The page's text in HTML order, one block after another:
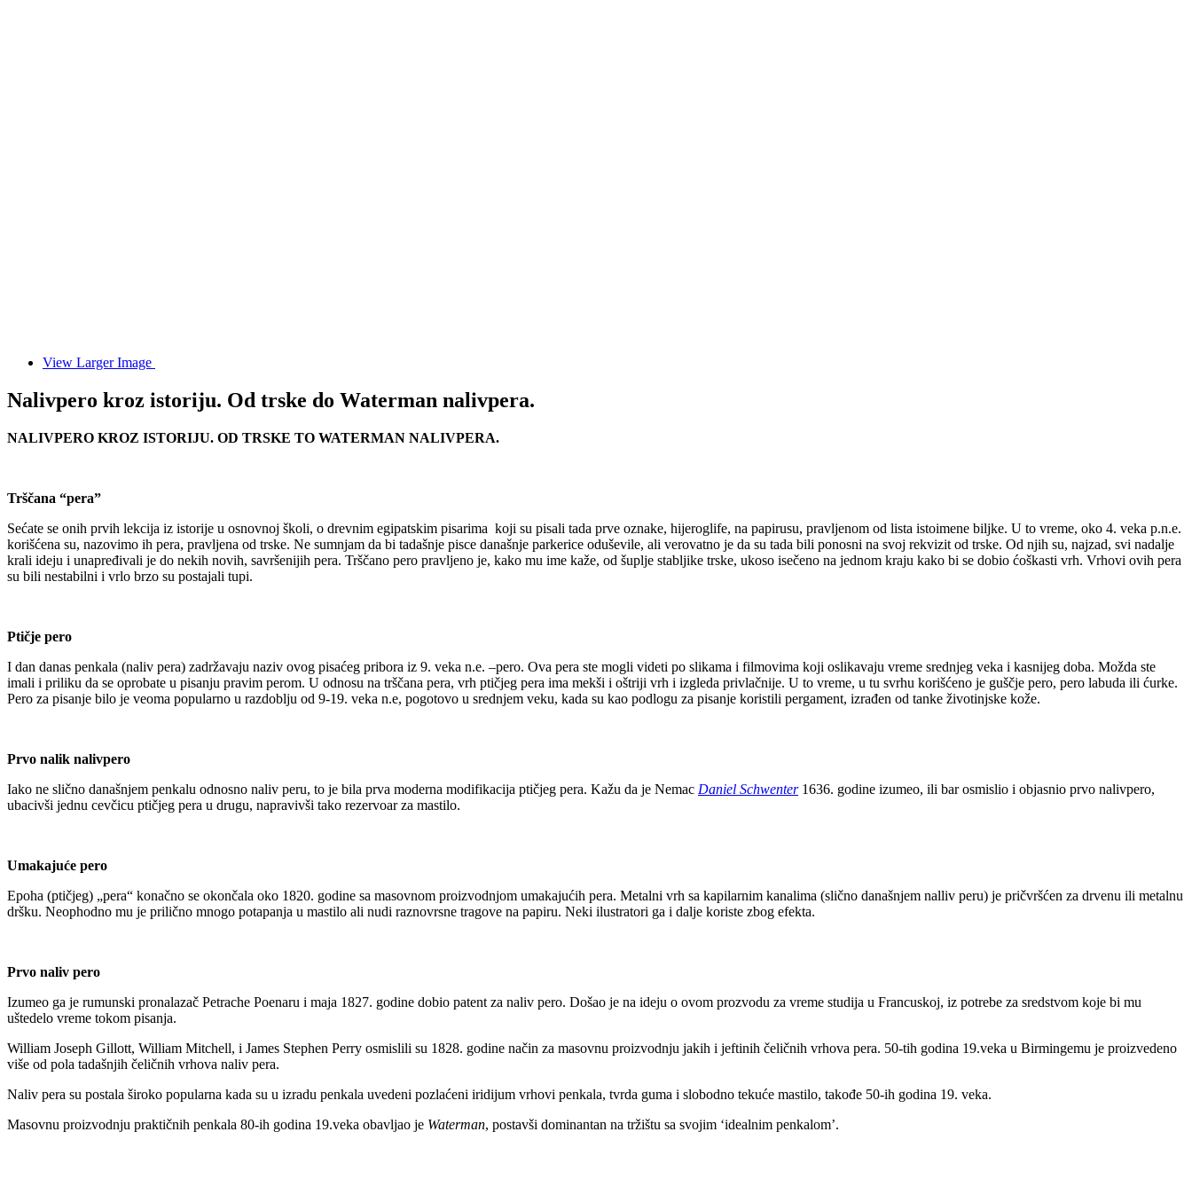
View Larger Image
Nalivpero kroz istoriju. Od trske do Waterman nalivpera.
NALIVPERO KROZ ISTORIJU. OD TRSKE TO WATERMAN NALIVPERA.
Trščana “pera”
Sećate se onih prvih lekcija iz istorije u osnovnoj školi, o drevnim egipatskim pisarima koji su pisali tada prve oznake, hijeroglife, na papirusu, pravljenom od lista istoimene biljke. U to vreme, oko 4. veka p.n.e.
korišćena su, nazovimo ih pera, pravljena od trske. Ne sumnjam da bi tadašnje pisce današnje parkerice oduševile, ali verovatno je da su tada bili ponosni na svoj rekvizit od trske. Od njih su, najzad, svi nadalje
krali ideju i unapređivali je do nekih novih, savršenijih pera. Trščano pero pravljeno je, kako mu ime kaže, od šuplje stabljike trske, ukoso isečeno na jednom kraju kako bi se dobio ćoškasti vrh. Vrhovi ovih pera
su bili nestabilni i vrlo brzo su postajali tupi.
Ptičje pero
I dan danas penkala (naliv pera) zadržavaju naziv ovog pisaćeg pribora iz 9. veka n.e. –pero. Ova pera ste mogli videti po slikama i filmovima koji oslikavaju vreme srednjeg veka i kasnijeg doba. Možda ste
imali i priliku da se oprobate u pisanju pravim perom. U odnosu na trščana pera, vrh ptičjeg pera ima mekši i oštriji vrh i izgleda privlačnije. U to vreme, u tu svrhu korišćeno je guščje pero, pero labuda ili ćurke.
Pero za pisanje bilo je veoma popularno u razdoblju od 9-19. veka n.e, pogotovo u srednjem veku, kada su kao podlogu za pisanje koristili pergament, izrađen od tanke životinjske kože.
Prvo nalik nalivpero
Iako ne slično današnjem penkalu odnosno naliv peru, to je bila prva moderna modifikacija ptičjeg pera. Kažu da je Nemac Daniel Schwenter1636. godine izumeo, ili bar osmislio i objasnio prvo nalivpero,
ubacivši jednu cevčicu ptičjeg pera u drugu, napravivši tako rezervoar za mastilo.
Umakajuće pero
Epoha (ptičjeg) „pera“ konačno se okončala oko 1820. godine sa masovnom proizvodnjom umakajućih pera. Metalni vrh sa kapilarnim kanalima (slično današnjem nalliv peru) je pričvršćen za drvenu ili metalnu
dršku. Neophodno mu je prilično mnogo potapanja u mastilo ali nudi raznovrsne tragove na papiru. Neki ilustratori ga i dalje koriste zbog efekta.
Prvo naliv pero
Izumeo ga je rumunski pronalazač Petrache Poenaru i maja 1827. godine dobio patent za naliv pero. Došao je na ideju o ovom prozvodu za vreme studija u Francuskoj, iz potrebe za sredstvom koje bi mu
uštedelo vreme tokom pisanja.
William Joseph Gillott, William Mitchell, i James Stephen Perry osmislili su 1828. godine način za masovnu proizvodnju jakih i jeftinih čeličnih vrhova pera. 50-tih godina 19.veka u Birmingemu je proizvedeno
više od pola tadašnjih čeličnih vrhova naliv pera.
Naliv pera su postala široko popularna kada su u izradu penkala uvedeni pozlaćeni iridijum vrhovi penkala, tvrda guma i slobodno tekuće mastilo, takođe 50-ih godina 19. veka.
Masovnu proizvodnju praktičnih penkala 80-ih godina 19.veka obavljao je Waterman, postavši dominantan na tržištu sa svojim ‘idealnim penkalom’.